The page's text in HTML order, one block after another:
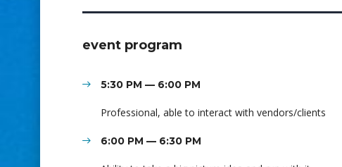
event program
5:30 PM — 6:00 PM
Professional, able to interact with vendors/clients
6:00 PM — 6:30 PM